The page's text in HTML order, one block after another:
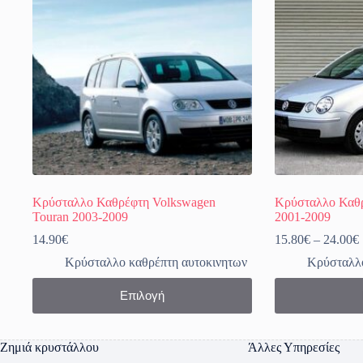
Κρύσταλλο Καθρέφτη Volkswagen
Touran 2003-2009
14.90€
Κρύσταλλο καθρέπτη αυτοκινητων
Επιλογή
Αυτό
προϊόν
πολλαπλές
παραλλαγές.
Κρύσταλλο
2001-2009
15.80€ – 24.00€
Αυτό
προϊόν
πολλαπλές
παραλλαγές.
Ζημιά κρυστάλλου Άλλες Υπηρεσίες